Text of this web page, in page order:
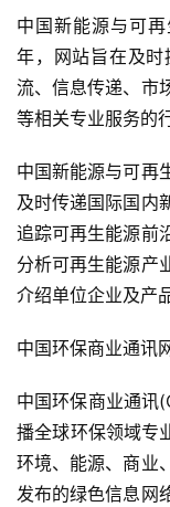
中国新能源与可
年，网站旨在及
流、信息传递、市
等相关专业服务的
中国新能源与可再
及时传递国际国内
追踪可再生能源前
分析可再生能源产
介绍单位企业及产品
中国环保商业通讯
中国环保商业通讯
播全球环保领域专
环境、能源、商业
发布的绿色信息网